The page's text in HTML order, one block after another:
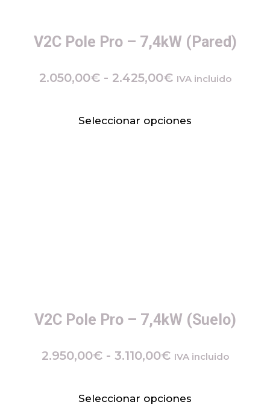
V2C Pole Pro – 7,4kW (Pared)
2.050,00€ - 2.425,00€ IVA incluido
Seleccionar opciones
V2C Pole Pro – 7,4kW (Suelo)
2.950,00€ - 3.110,00€ IVA incluido
Seleccionar opciones